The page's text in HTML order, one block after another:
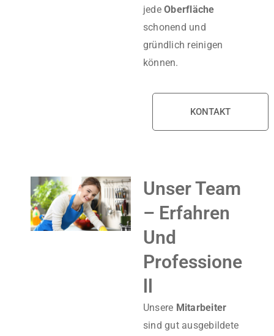
jedeOberfläche
schonend und
gründlich reinigen
können.
KONTAKT
Unser Team
– Erfahren
Und
Professione
Unsere Mitarbeiter
sind gut ausgebildete